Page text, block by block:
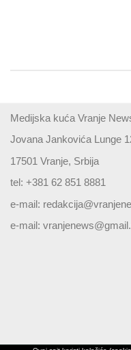
Medijska kuća Vranje
Jovana Jankovića Lunge
17501 Vranje, Srbija
tel: +381 62 851 8881
e-mail:
e-mail: